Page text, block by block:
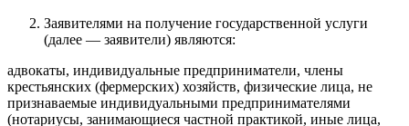
Заявителями на получение государственной услуги
(далее — заявители) являются:
адвокаты, индивидуальные предприниматели, члены
крестьянских (фермерских) хозяйств, физические лица, не
признаваемые индивидуальными предпринимателями
(нотариусы, занимающиеся частной практикой, иные лица,